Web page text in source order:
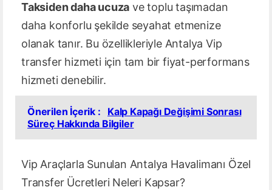
Taksiden daha ucuza ve toplu taşımadan
daha konforlu şekilde seyahat etmenize
olanak tanır. Bu özellikleriyle Antalya Vip
transfer hizmeti için tam bir fiyat-performans
hizmeti denebilir.
Önerilen İçerik :
Kalp Kapağı Değişimi Sonrası
Süreç Hakkında Bilgiler
Vip Araçlarla Sunulan Antalya Havalimanı Özel
Transfer Ücretleri Neleri Kapsar?